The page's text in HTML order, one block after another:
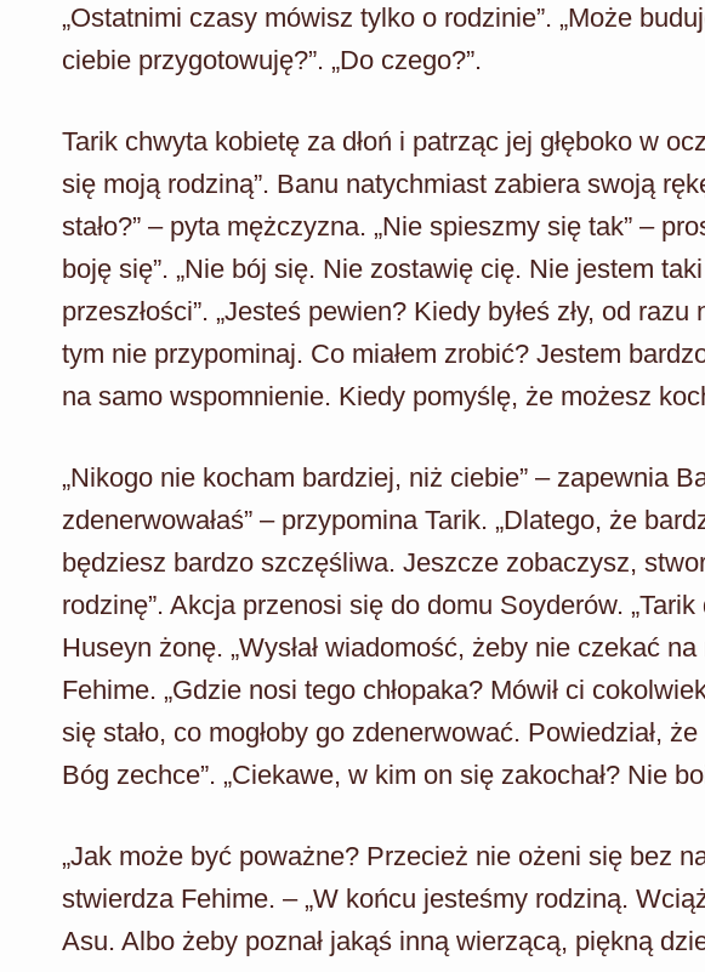
„Ostatnimi czasy mówisz tylko o rodzinie”. „Może
ciebie przygotowuję?”. „Do czego?”.
Tarik chwyta kobietę za dłoń i patrząc jej głęboko w
się moją rodziną”. Banu natychmiast zabiera swoją
stało?” – pyta mężczyzna. „Nie spieszmy się tak” –
boję się”. „Nie bój się. Nie zostawię cię. Nie jestem
przeszłości”. „Jesteś pewien? Kiedy byłeś zły, od
tym nie przypominaj. Co miałem zrobić? Jestem
na samo wspomnienie. Kiedy pomyślę, że możesz
„Nikogo nie kocham bardziej, niż ciebie” – zapewnia
zdenerwowałaś” – przypomina Tarik. „Dlatego, że
będziesz bardzo szczęśliwa. Jeszcze zobaczysz,
rodzinę”. Akcja przenosi się do domu Soyderów.
Huseyn żonę. „Wysłał wiadomość, żeby nie czekać
Fehime. „Gdzie nosi tego chłopaka? Mówił ci
się stało, co mogłoby go zdenerwować. Powiedział,
Bóg zechce”. „Ciekawe, w kim on się zakochał? Nie
„Jak może być poważne? Przecież nie ożeni się bez
stwierdza Fehime. – „W końcu jesteśmy rodziną.
Asu. Albo żeby poznał jakąś inną wierzącą, piękną